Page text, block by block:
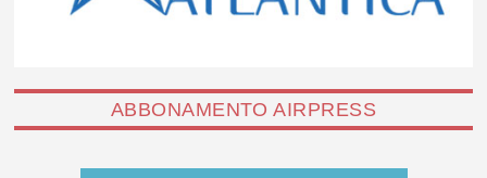
ABBONAMENTO AIRPRESS